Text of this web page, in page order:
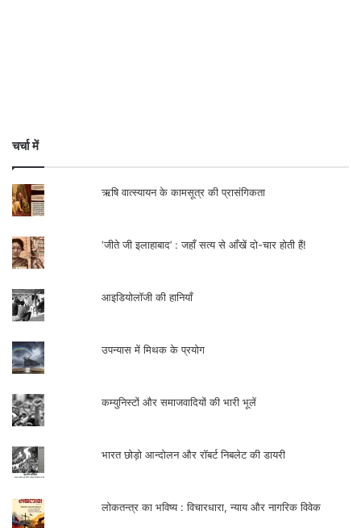
चर्चा में
ऋषि वात्स्यायन के कामसूत्र की प्रासंगिकता
‘जीते जी इलाहाबाद’ : जहाँ सत्य से आँखें दो-चार होती हैं!
आइडियोलॉजी की हानियाँ
उपन्यास में मिथक के प्रयोग
कम्युनिस्टों और समाजवादियों की भारी भूलें
भारत छोड़ो आन्दोलन और रॉबर्ट निबलेट की डायरी
लोकतन्त्र का भविष्य : विचारधारा, न्याय और नागरिक विवेक